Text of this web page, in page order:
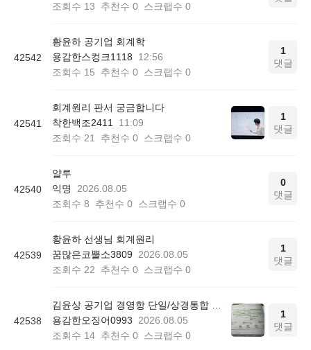
조회수 13 추천수 0 스크랩수 0
42542
황윤하 공기업 회계학
용감한스컹크1118
12:56
조회수 15 추천수 0 스크랩수 0
1
댓글
42541
회계원리 판서 궁금합니다
착한백조2411
11:09
조회수 21 추천수 0 스크랩수 0
1
댓글
42540
얄루
익명
2026.08.05
조회수 8 추천수 0 스크랩수 0
0
댓글
42539
황윤하 선생님 회계원리
꿈많은코뿔소3809
2026.08.05
조회수 22 추천수 0 스크랩수 0
1
댓글
42538
용감한오징어0993
2026.08.05
조회수 14 추천수 0 스크랩수 0
1
댓글